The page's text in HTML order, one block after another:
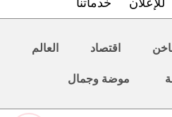
اقتصاد العالم
موضة وجمال